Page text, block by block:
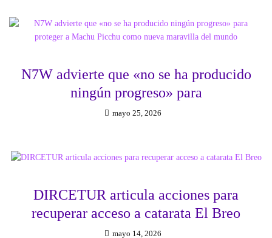
N7W advierte que «no se ha producido
ningún progreso» para
mayo 25, 2026
DIRCETUR articula acciones para
recuperar acceso a catarata El Breo
mayo 14, 2026